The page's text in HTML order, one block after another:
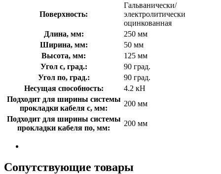
Поверхность:
Гальванически/
электролитически
оцинкованная
Длина, мм:
250 мм
Ширина, мм:
50 мм
Высота, мм:
125 мм
Угол с, град.:
90 град.
Угол по, град.:
90 град.
Несущая способность:
4.2 кН
Подходит для ширины системы
прокладки кабеля с, мм:
200 мм
Подходит для ширины системы
прокладки кабеля по, мм:
200 мм
Сопутствующие товары